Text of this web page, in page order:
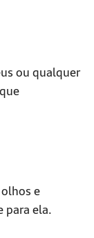
ou qualquer
e
para ela.